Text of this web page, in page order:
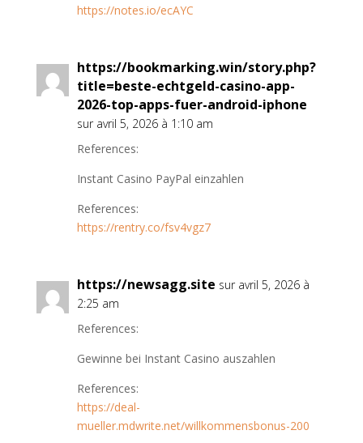
https://notes.io/ecAYC
https://bookmarking.win/story.php?
title=beste-echtgeld-casino-app-
2026-top-apps-fuer-android-iphone
sur avril 5, 2026 à 1:10 am
References:
Instant Casino PayPal einzahlen
References:
https://rentry.co/fsv4vgz7
https://newsagg.site sur avril 5, 2026 à
2:25 am
References:
Gewinne bei Instant Casino auszahlen
References:
https://deal-
mueller.mdwrite.net/willkommensbonus-200